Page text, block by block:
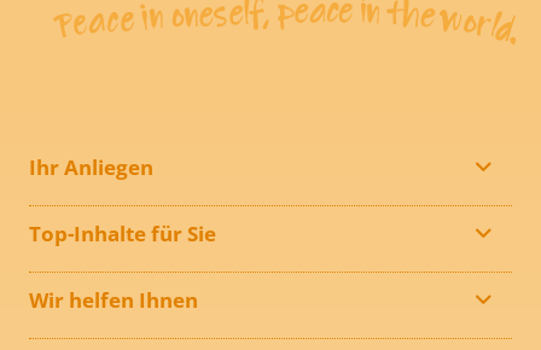
Ihr Anliegen
Top-Inhalte für Sie
Wir helfen Ihnen